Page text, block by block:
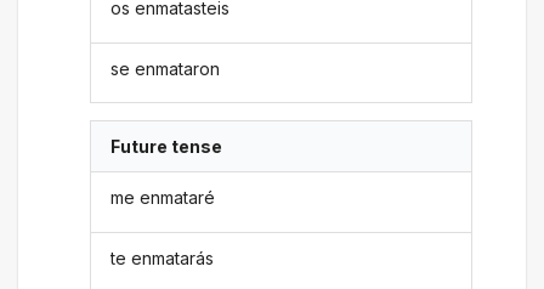
os enmatasteis
se enmataron
Future tense
me enmataré
te enmatarás